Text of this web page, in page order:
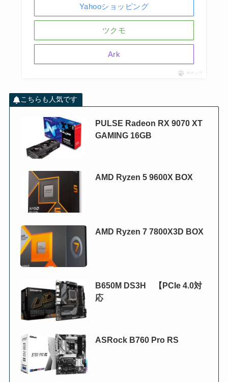
Yahooショッピング
ツクモ
Ark
ポチップ
こちらも人気です
PULSE Radeon RX 9070 XT
GAMING 16GB
AMD Ryzen 5 9600X BOX
AMD Ryzen 7 7800X3D BOX
B650M DS3H 【PCIe 4.0対
応
ASRock B760 Pro RS